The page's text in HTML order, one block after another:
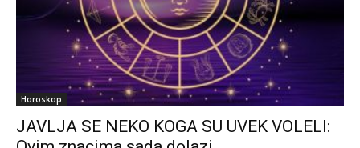
Horoskop
JAVLJA SE NEKO KOGA SU UVEK VOLELI: